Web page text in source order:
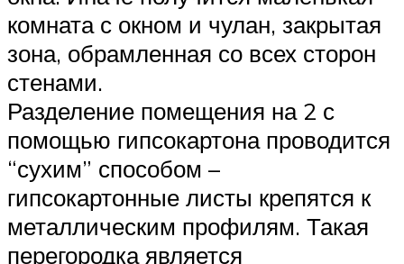
комната с окном и чулан, закрытая
зона, обрамленная со всех сторон
стенами.
Разделение помещения на 2 с
помощью гипсокартона проводится
“сухим” способом –
гипсокартонные листы крепятся к
металлическим профилям. Такая
перегородка является